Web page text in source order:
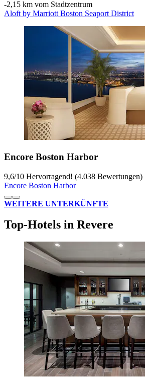
‐2,15 km vom Stadtzentrum
Aloft by Marriott Boston Seaport District
Encore Boston Harbor
9,6/10 Hervorragend! (4.038 Bewertungen)
Encore Boston Harbor
WEITERE UNTERKÜNFTE
Top-Hotels in Revere